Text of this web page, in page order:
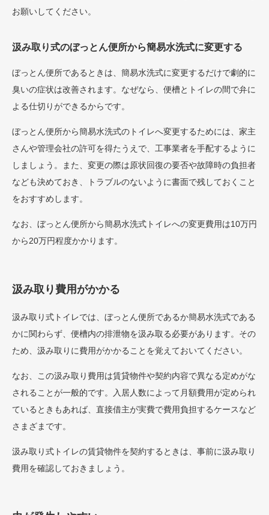
お願いしてください。
汲み取り式のぼっとん便所から簡易水洗式に変更する
ぼっとん便所であるときは、簡易水洗式に変更するだけで劇的に
臭いの症状は改善されます。なぜなら、便槽とトイレの間で弁に
よる仕切りができるからです。
ぼっとん便所から簡易水洗式のトイレへ変更するためには、家主
さんや管理会社の許可を得たうえで、工事業者を手配するように
しましょう。また、変更の際は原状回復の要否や故障時の負担者
なども決めておき、トラブルのないように書面で残しておくこと
をおすすめします。
なお、ぼっとん便所から簡易水洗式トイレへの変更費用は10万円
から20万円程度かかります。
汲み取り費用がかかる
汲み取り式トイレでは、ぼっとん便所であるか簡易水洗式である
かに関わらず、便槽内の排泄物を汲み取る必要があります。その
ため、汲み取りに費用がかかることを覚えておいてください。
なお、この汲み取り費用は賃貸物件や契約内容で異なる定めがな
されることが一般的です。入居人数によって月額費用が定められ
ているときもあれば、直接借主が実費で費用負担するケースなど
さまざまです。
汲み取り式トイレの賃貸物件を契約するときは、事前に汲み取り
費用を確認しておきましょう。